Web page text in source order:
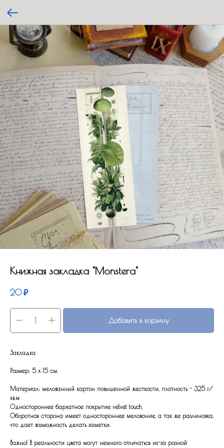
Книжная закладка "Monstera"
20 ₽
Добавить в корзину
Закладка
Размер: 5 x 15 см.
Материал: мелованный картон повышенной жесткости, плотность - 325 г/
кв.м
Одностороннее бархатное покрытие velvet touch.
Оборотная сторона имеет одностороннее мелование, а так же разлиновка,
что дает возможность делать заметки.
Важно! В реальности цвета могут немного отличаться из-за разной